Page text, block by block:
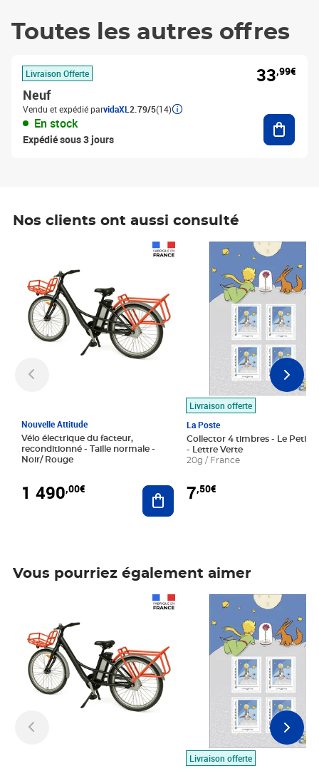
Toutes les autres offres
Livraison Offerte
Neuf
Vendu et expédié parvidaXL 2.79/5(14)
En stock
Expédié sous 3 jours
33,99€
Nos clients ont aussi consulté
Nouvelle Attitude
Vélo électrique du facteur,
reconditionné - Taille normale -
Noir/ Rouge
1 490,00€ Ajouter au panier
Livraison offerte
La Poste
Collector 4 timbres - Le Petit
- Lettre Verte
20g / France
7,50€
Prix 7,50€
Vous pourriez également aimer
Livraison offerte
Prix 7,50€